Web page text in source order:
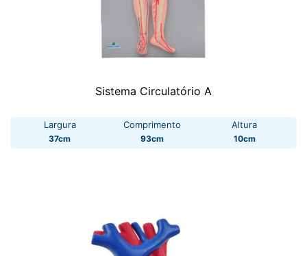
Sistema Circulatório A
Largura
37cm
Comprimento
93cm
Altura
10cm